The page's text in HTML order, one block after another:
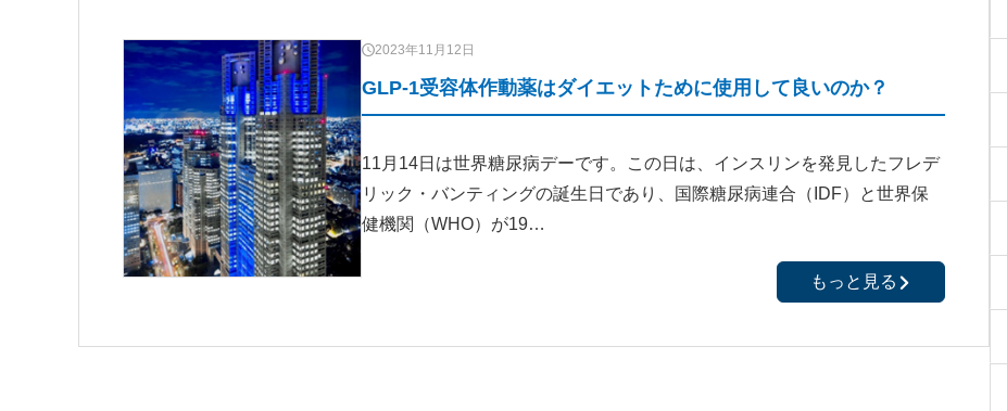
2023年11月12日
GLP-1受容体作動薬はダイエットために使用して良いのか？
11月14日は世界糖尿病デーです。この日は、インスリンを発見したフレデ
リック・バンティングの誕生日であり、国際糖尿病連合（IDF）と世界保
健機関（WHO）が19…
もっと見る